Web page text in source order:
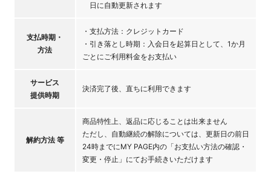
日に自動更新されます
支払時期・
方法
・支払方法：クレジットカード
・引き落とし時期：入会日を起算日として、1か月
ごとにご利用料金をお支払い
サービス
提供時期
決済完了後、直ちに利用できます
解約方法 等
商品特性上、返品に応じることは出来ません
ただし、自動継続の解除については、更新日の前日
24時までにMY PAGE内の「お支払い方法の確認・
変更・停止」にてお手続きいただけます